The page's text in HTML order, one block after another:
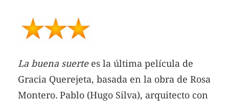
La buena suerte es la última película de
Gracia Querejeta, basada en la obra de Rosa
Montero. Pablo (Hugo Silva), arquitecto con